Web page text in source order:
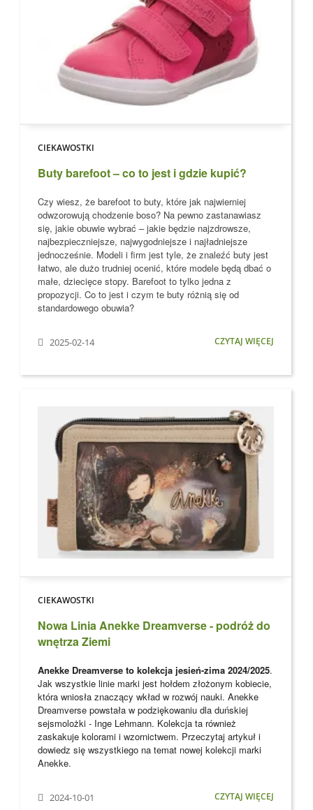
CIEKAWOSTKI
Buty barefoot – co to jest i gdzie kupić?
Czy wiesz, że barefoot to buty, które jak najwierniej
odwzorowują chodzenie boso? Na pewno zastanawiasz
się, jakie obuwie wybrać – jakie będzie najzdrowsze,
najbezpieczniejsze, najwygodniejsze i najładniejsze
jednocześnie. Modeli i firm jest tyle, że znaleźć buty jest
łatwo, ale dużo trudniej ocenić, które modele będą dbać o
małe, dziecięce stopy. Barefoot to tylko jedna z
propozycji. Co to jest i czym te buty różnią się od
standardowego obuwia?
2025-02-14 CZYTAJ WIĘCEJ
CIEKAWOSTKI
Nowa Linia Anekke Dreamverse - podróż do
wnętrza Ziemi
Anekke Dreamverse to kolekcja jesień-zima 2024/2025.
Jak wszystkie linie marki jest hołdem złożonym kobiecie,
która wniosła znaczący wkład w rozwój nauki. Anekke
Dreamverse powstała w podziękowaniu dla duńskiej
sejsmolożki - Inge Lehmann. Kolekcja ta również
zaskakuje kolorami i wzornictwem. Przeczytaj artykuł i
dowiedz się wszystkiego na temat nowej kolekcji marki
Anekke.
2024-10-01 CZYTAJ WIĘCEJ